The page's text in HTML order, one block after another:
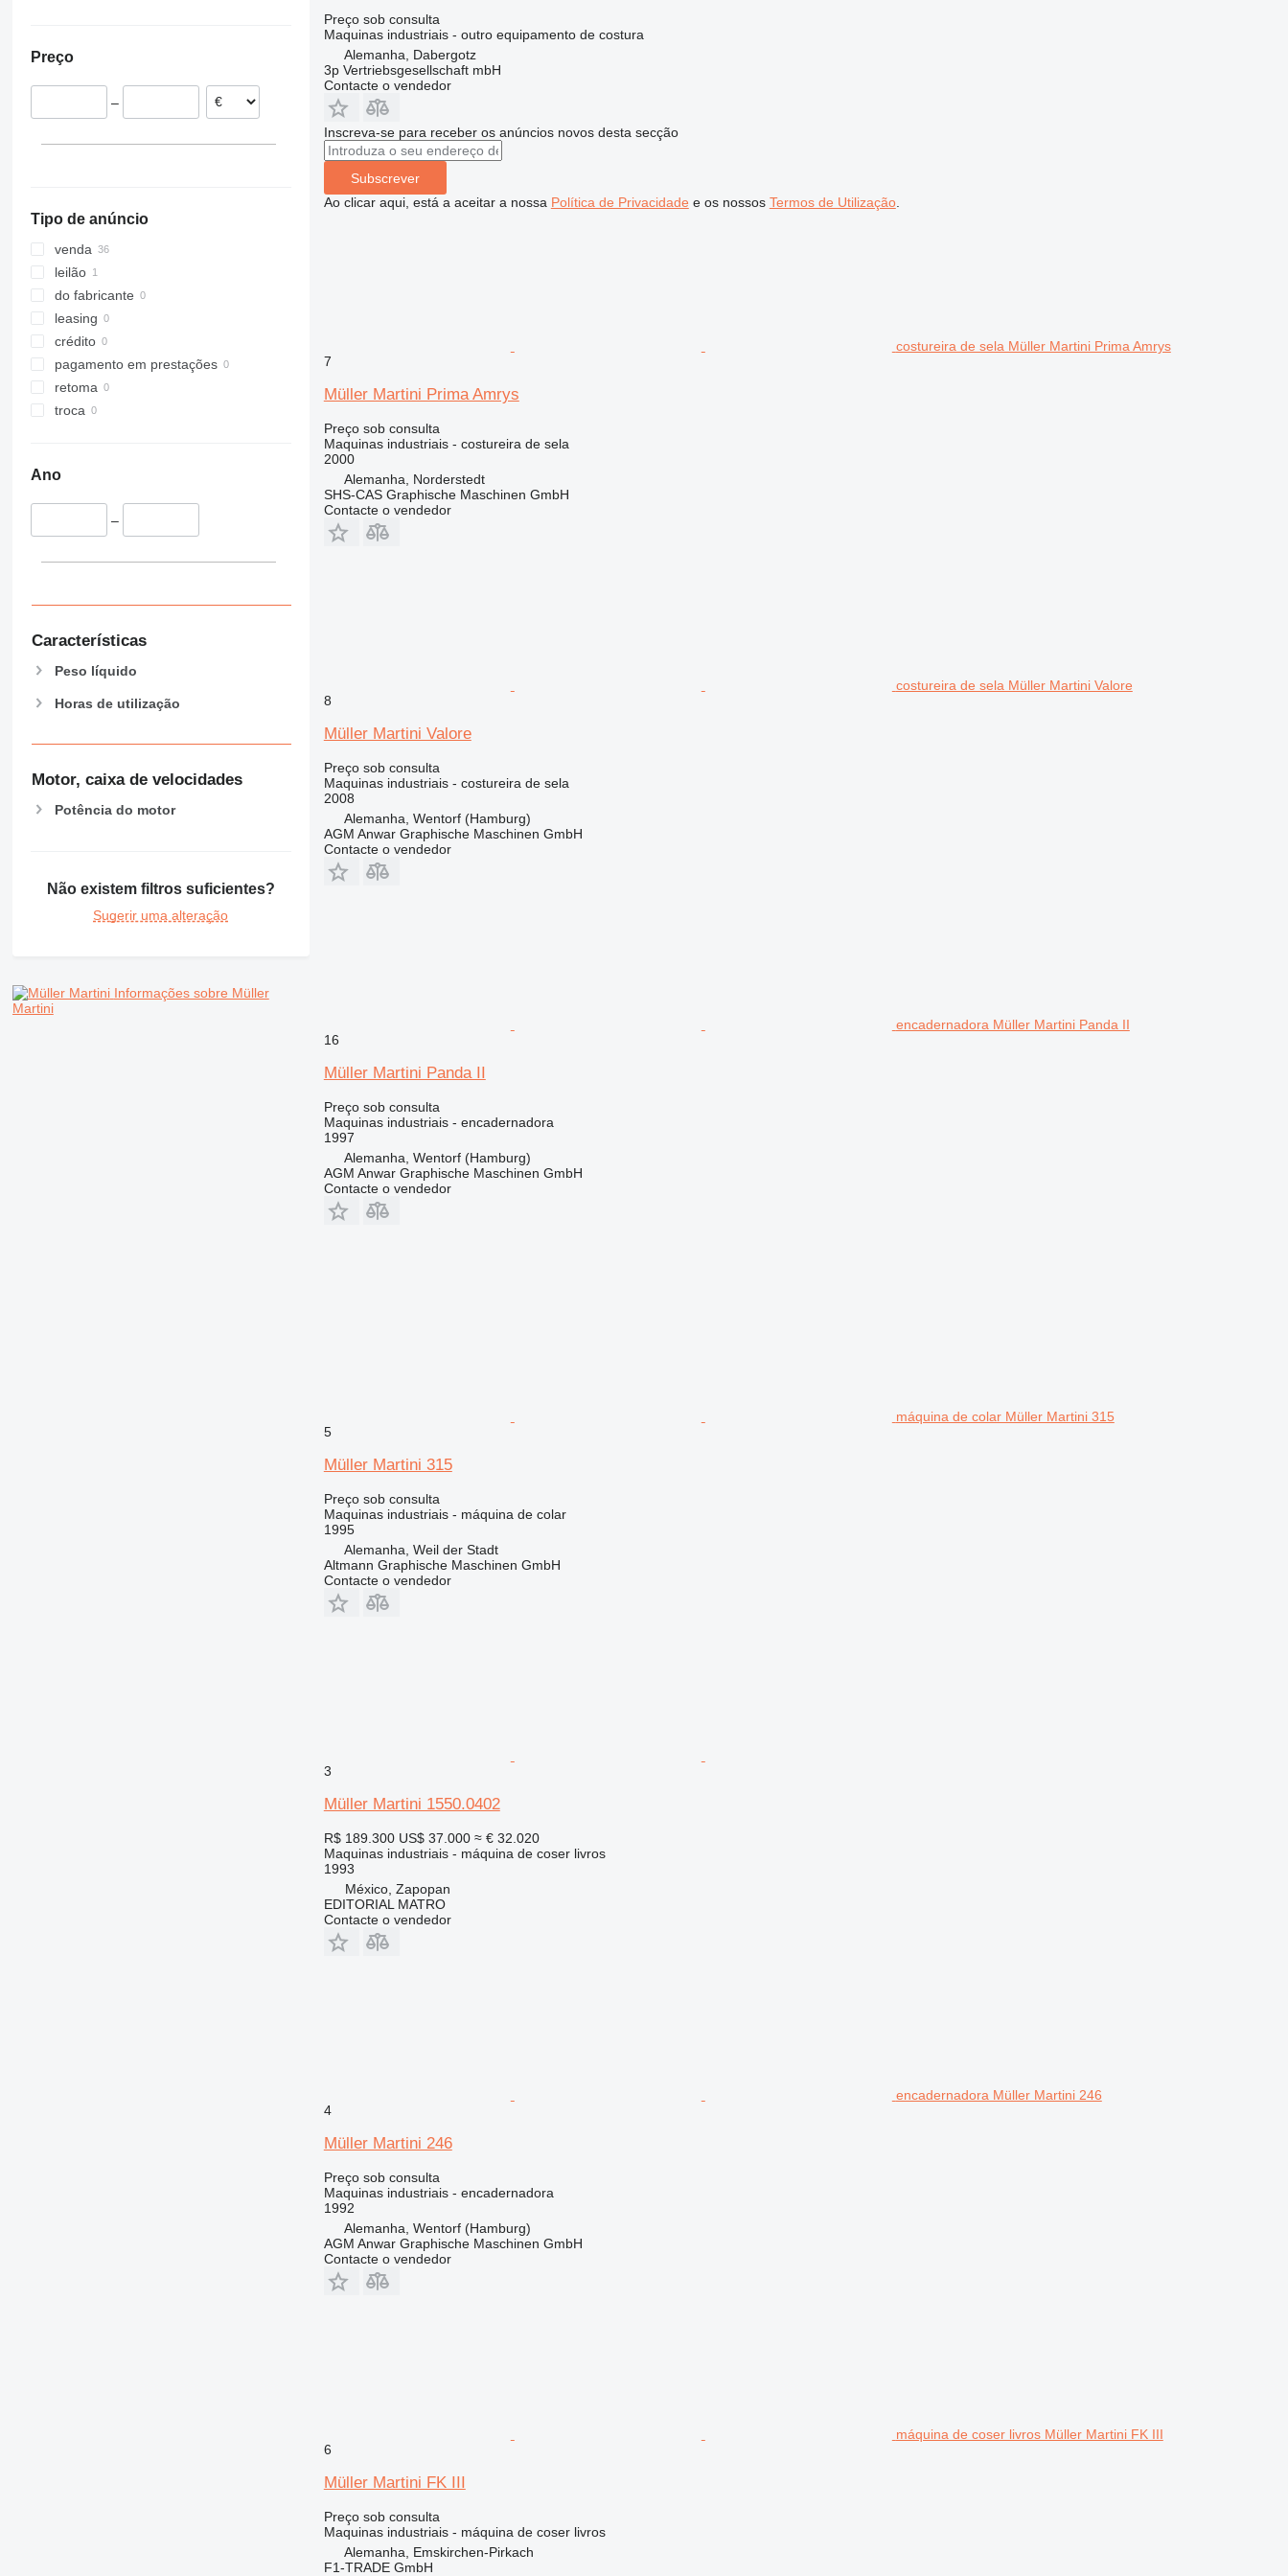
Preço
–
Tipo de anúncio
venda
leilão
do fabricante
leasing
crédito
pagamento em prestações
retoma
troca
Ano
–
Características
Peso líquido
Horas de utilização
Motor, caixa de velocidades
Potência do motor
Não existem filtros suficientes?
Sugerir uma alteração
Informações sobre Müller
Martini
Preço sob consulta
Maquinas industriais - outro equipamento de costura
Alemanha, Dabergotz
3p Vertriebsgesellschaft mbH
Contacte o vendedor
Inscreva-se para receber os anúncios novos desta secção
Subscrever
Ao clicar aqui, está a aceitar a nossa Política de Privacidade e os nossos Termos de Utilização.
costureira de sela Müller Martini Prima Amrys
7
Müller Martini Prima Amrys
Preço sob consulta
Maquinas industriais - costureira de sela
2000
Alemanha, Norderstedt
SHS-CAS Graphische Maschinen GmbH
Contacte o vendedor
costureira de sela Müller Martini Valore
8
Müller Martini Valore
Preço sob consulta
Maquinas industriais - costureira de sela
2008
Alemanha, Wentorf (Hamburg)
AGM Anwar Graphische Maschinen GmbH
Contacte o vendedor
encadernadora Müller Martini Panda II
16
Müller Martini Panda II
Preço sob consulta
Maquinas industriais - encadernadora
1997
Alemanha, Wentorf (Hamburg)
AGM Anwar Graphische Maschinen GmbH
Contacte o vendedor
máquina de colar Müller Martini 315
5
Müller Martini 315
Preço sob consulta
Maquinas industriais - máquina de colar
1995
Alemanha, Weil der Stadt
Altmann Graphische Maschinen GmbH
Contacte o vendedor
3
Müller Martini 1550.0402
R$ 189.300 US$ 37.000 ≈ € 32.020
Maquinas industriais - máquina de coser livros
1993
México, Zapopan
EDITORIAL MATRO
Contacte o vendedor
encadernadora Müller Martini 246
4
Müller Martini 246
Preço sob consulta
Maquinas industriais - encadernadora
1992
Alemanha, Wentorf (Hamburg)
AGM Anwar Graphische Maschinen GmbH
Contacte o vendedor
máquina de coser livros Müller Martini FK III
6
Müller Martini FK III
Preço sob consulta
Maquinas industriais - máquina de coser livros
Alemanha, Emskirchen-Pirkach
F1-TRADE GmbH